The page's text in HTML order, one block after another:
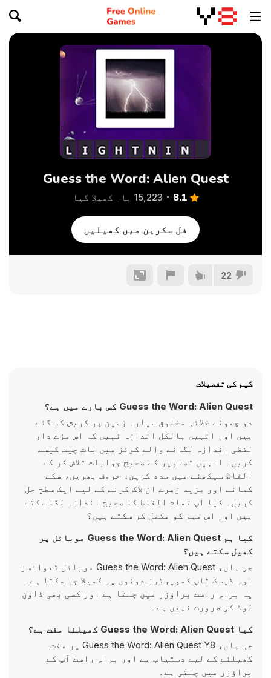
Guess the Word: Alien Quest
8.1 15,223 بار کھیلا گیا
فل سکرین میں کھیلیں
22
گیم کی تفصیلات
Guess the Word: Alien Quest کس بارے میں ہے؟
دو چھوٹے خلائی مخلوق سیارہ زمین پر کریش کر گئے
ہیں اور انہیں بالکل اندازہ نہیں کہ اس مزے دار
لفظی اندازہ لگانے والے کوئز میں بات چیت کیسے
کریں۔ انہیں تصاویر کے صحیح جوابات تلاش کر کے
الفاظ سیکھنے میں مدد کریں۔ حروف بھریں، سکے
کمانے اور مزید زمرے ان لاک کرنے کے لیے ایک سطح حل
کریں۔ کیا آپ تمام الفاظ کا صحیح اندازہ لگا سکتے
ہیں اور اس مہم کو مکمل کر سکتے ہیں؟
کیا ہم Guess the Word: Alien Quest موبائل پر
کھیل سکتے ہیں؟
جی ہاں، Guess the Word: Alien Quest موبائل ڈیوائسز
اور ڈیسک ٹاپ کمپیوٹرز دونوں پر کھیلا جا سکتا ہے۔
یہ براہِ راست براؤزر میں چلتا ہے اور کسی بھی ڈاؤن
لوڈ کی ضرورت نہیں ہے۔
کیا Guess the Word: Alien Quest کھیلنا مفت ہے؟
جی ہاں، Guess the Word: Alien Quest Y8 پر مفت
کھیلنے کے لیے دستیاب ہے اور براہِ راست آپ کے
براؤزر میں چلتی ہے۔